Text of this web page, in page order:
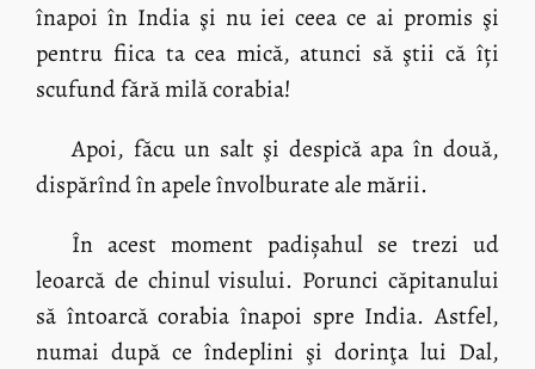
înapoi în India şi nu iei ceea ce ai promis şi
pentru fiica ta cea mică, atunci să ştii că îți
scufund fără milă corabia!
Apoi, făcu un salt şi despică apa în două,
dispărînd în apele învolburate ale mării.
În acest moment padișahul se trezi ud
leoarcă de chinul visului. Porunci căpitanului
să întoarcă corabia înapoi spre India. Astfel,
numai după ce îndeplini şi dorinţa lui Dal,